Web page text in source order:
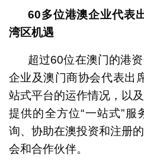
60多位港澳企业代表
湾区机遇
超过60位在澳门的港
企业及澳门商协会代表出
站式平台的运作情况，以
提供的全方位“一站式”服
询、协助在澳投资和注册
会和合作伙伴。